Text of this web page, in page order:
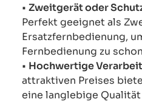
• Zweitgerät oder
Perfekt geeignet als
Ersatzfernbedienung,
Fernbedienung zu
• Hochwertige
attraktiven Preises
eine langlebige